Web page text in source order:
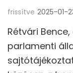
frissítve 2025-01-
Rétvári
parlamenti